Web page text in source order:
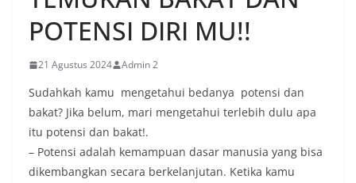
POTENSI DIRI MU!!
21 Agustus 2024 Admin 2
Sudahkah kamu mengetahui bedanya potensi dan
bakat? Jika belum, mari mengetahui terlebih dulu apa
itu potensi dan bakat!.
– Potensi adalah kemampuan dasar manusia yang bisa
dikembangkan secara berkelanjutan. Ketika kamu